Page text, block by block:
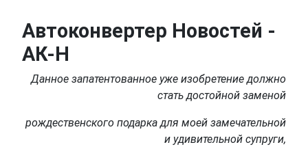
Автоконвертер Новостей -
АК-Н
Данное запатентованное уже изобретение должно
стать достойной заменой
рождественского подарка для моей замечательной
и удивительной супруги,